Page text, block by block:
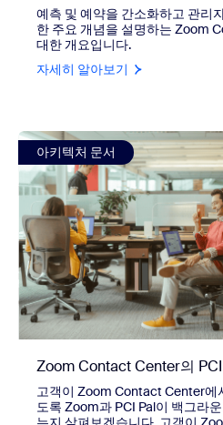
예측 및 예약을 간소화하고 관리
한 주요 개념을 설명하는 Zoom
대한 개요입니다.
자세히 알아보기
view Zoom Contact Center의
아키텍처 문서
Zoom Contact Center의
고객이 Zoom Contact Center에
도록 Zoom과 PCI Pal이 백그라